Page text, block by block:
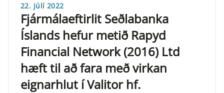
22. júlí 2022
Fjármálaeftirlit Seðlabanka
Íslands hefur metið Rapyd
Financial Network (2016) Ltd
hæft til að fara með virkan
eignarhlut í Valitor hf.